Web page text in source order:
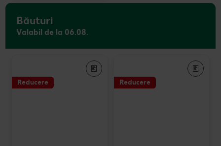
Băuturi
Valabil de la 06.08.
Reducere Reducere